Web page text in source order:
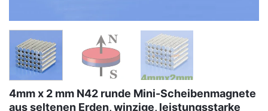
4mm x 2 mm N42 runde Mini-Scheibenmagnete
aus seltenen Erden, winzige, leistungsstarke